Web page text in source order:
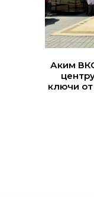
Аким
ключи от